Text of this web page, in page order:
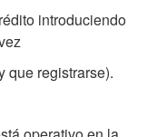
introduciendo
que registrarse).